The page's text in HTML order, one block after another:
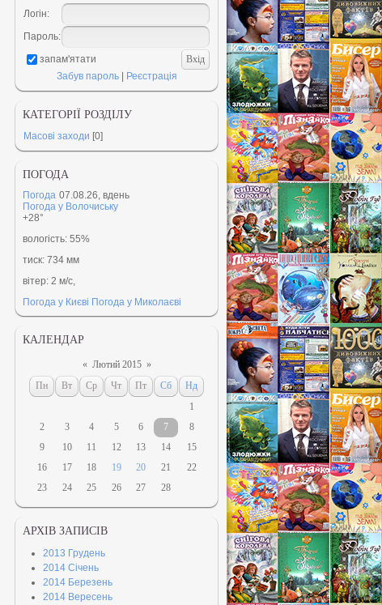
Логін:
Пароль:
запам'ятати
Забув пароль| Реєстрація
КАТЕГОРІЇ РОЗДІЛУ
Масові заходи [0]
ПОГОДА
Погода 07.08.26, вдень
Погода у Волочиську
+28°
вологість: 55%
тиск: 734 мм
вітер: 2 м/с,
Погода у Києві Погода у Миколаєві
КАЛЕНДАР
« Лютий 2015 »
Пн
Вт Ср Чт Пт Сб
Нд
1
2
3 4 5 6 7
8
9
10 11 12 13 14
15
16
17 18 19 20 21
22
23
24 25 26 27 28
АРХІВ ЗАПИСІВ
2013 Грудень
2014 Січень
2014 Березень
2014 Вересень